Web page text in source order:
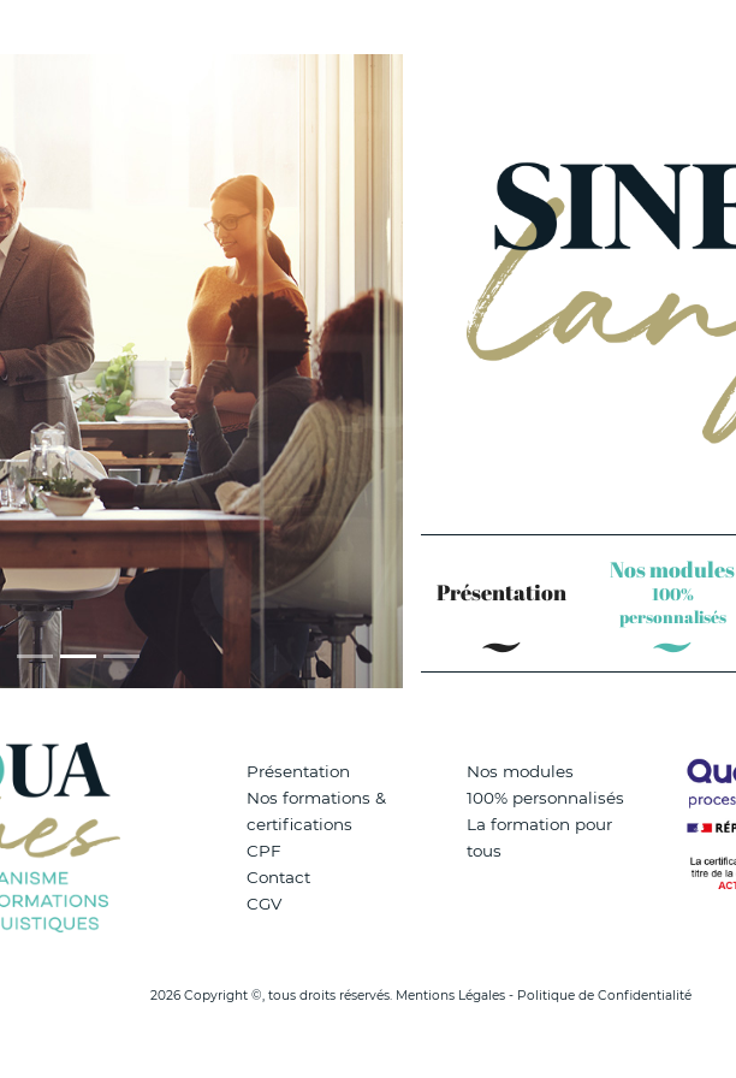
Présentation
Nos modules
100%
personnalisés
Présentation
Nos formations &
certifications
CPF
Contact
CGV
Nos modules
100% personnalisés
La formation pour
tous
2026 Copyright ©, tous droits réservés. Mentions Légales - Politique de Confidentialité